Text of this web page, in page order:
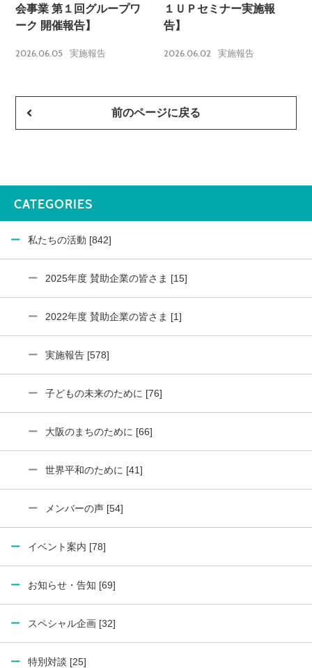
会事業 第１回グループワ
ーク 開催報告】
2026.06.05 実施報告
１ＵＰセミナー実施報
告】
2026.06.02 実施報告
前のページに戻る
CATEGORIES
私たちの活動 [842]
2025年度 賛助企業の皆さま [15]
2022年度 賛助企業の皆さま [1]
実施報告 [578]
子どもの未来のために [76]
大阪のまちのために [66]
世界平和のために [41]
メンバーの声 [54]
イベント案内 [78]
お知らせ・告知 [69]
スペシャル企画 [32]
特別対談 [25]